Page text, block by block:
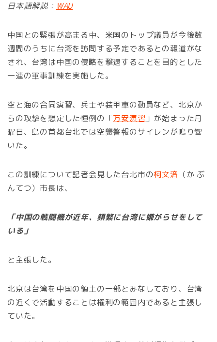
日本語解説： WAU
中国との緊張が高まる中、米国のトップ議員が今後数
週間のうちに台湾を訪問する予定であるとの報道がな
され、台湾は中国の侵略を撃退することを目的とした
一連の軍事訓練を実施した。
空と海の合同演習、兵士や装甲車の動員など、北京か
らの攻撃を想定した恒例の「万安演習 」が始まった月
曜日、島の首都台北では空襲警報のサイレンが鳴り響
いた。
この訓練について記者会見した台北市の柯文済 （か ぶ
んてつ）市長は、
「中国の戦闘機が近年、頻繁に台湾に嫌がらせをして
いる」
と主張した。
北京は台湾を中国の領土の一部とみなしており、台湾
の近くで活動することは権利の範囲内であると主張し
ていた。